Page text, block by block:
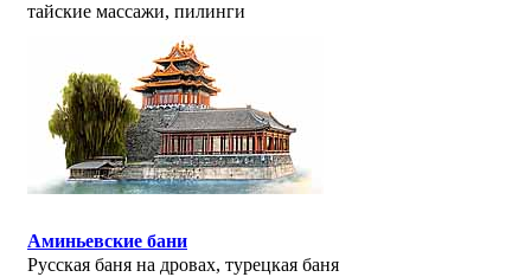
тайские массажи, пилинги
Аминьевские бани
Русская баня на дровах, турецкая баня